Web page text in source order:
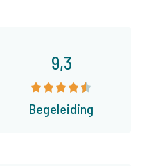
9,3
Begeleiding